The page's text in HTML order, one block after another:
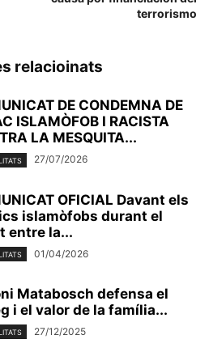
terrorismo
relacioinats
DE CONDEMNA DE
ISLAMÒFOB I RACISTA
LA MESQUITA...
27/07/2026
OFICIAL Davant els
islamòfobs durant el
entre la...
01/04/2026
Matabosch defensa el
i el valor de la família...
27/12/2025